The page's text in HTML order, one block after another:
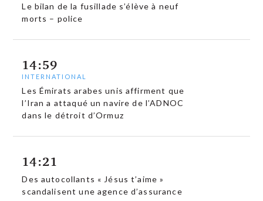
Le bilan de la fusillade s’élève à neuf
morts – police
14:59
INTERNATIONAL
Les Émirats arabes unis affirment que
l’Iran a attaqué un navire de l’ADNOC
dans le détroit d’Ormuz
14:21
Des autocollants « Jésus t’aime »
scandalisent une agence d’assurance